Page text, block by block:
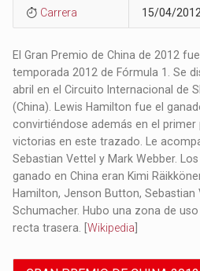
Carrera 15/04/2012
El Gran Premio de China de 2012
temporada 2012 de Fórmula 1. Se
abril en el Circuito Internacional de
(China). Lewis Hamilton fue el
convirtiéndose además en el
victorias en este trazado. Le
Sebastian Vettel y Mark Webber.
ganado en China eran Kimi
Hamilton, Jenson Button, Sebastian
Schumacher. Hubo una zona de uso
recta trasera.​ [Wikipedia